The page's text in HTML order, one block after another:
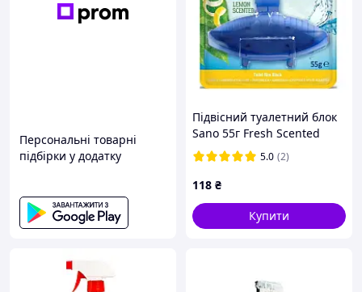
Персональні товарні
підбірки у додатку
Підвісний туалетний блок
Sano 55г Fresh Scented
Лимон
5.0 (2)
118 ₴
Купити